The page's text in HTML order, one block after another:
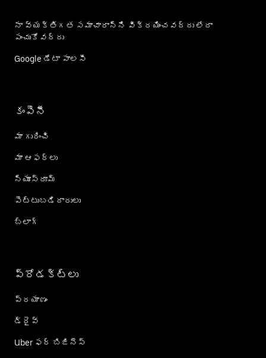
నా వ్యక్తిగత సమాచారాన్ని విక్రయించవద్దు లేదా
పంచుకోవద్దు
Google డేటా పాలసీ
కంపెనీ
మా గురించి
మా ఆఫర్లు
న్యూస్‌రూమ్
పెట్టుబడిదారులు
బ్లాగ్
ప్రోడక్ట్؜లు
ప్రయాణం
డ్రైవ్
Uber ఫర్ బిజినెస్